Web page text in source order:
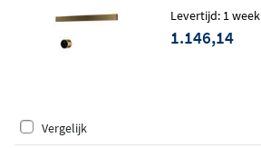
Levertijd: 1 week
1.146,14
Vergelijk